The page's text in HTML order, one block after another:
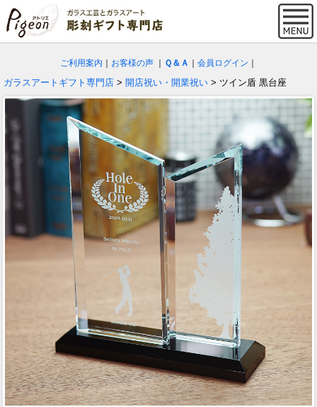
ご利用案内 お客様の声 Ｑ＆Ａ 会員ログイン
ガラスアートギフト専門店 > 開店祝い・開業祝い > ツイン盾 黒台座